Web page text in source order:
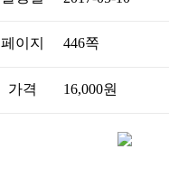
페이지 446쪽
가격 16,000원